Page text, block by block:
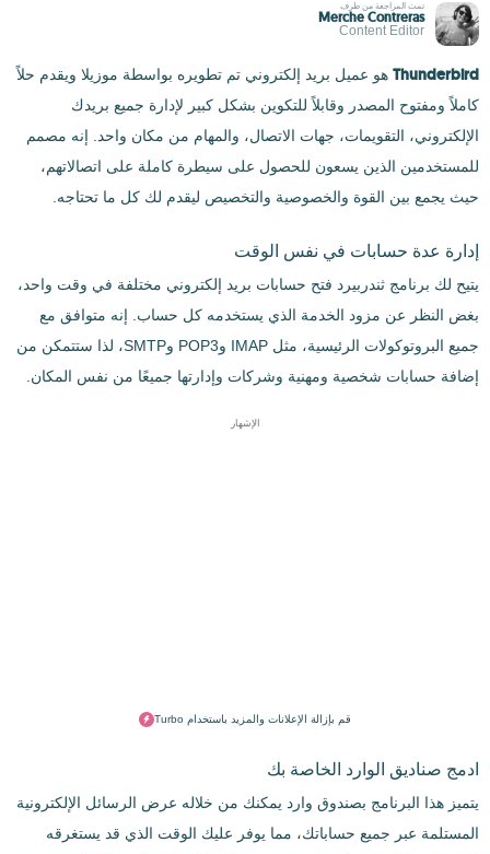
تمت المراجعة من طرف
Merche Contreras
Content Editor
Thunderbird هو عميل بريد إلكتروني تم تطويره بواسطة موزيلا ويقدم حلاً
كاملاً ومفتوح المصدر وقابلاً للتكوين بشكل كبير لإدارة جميع بريدك
الإلكتروني، التقويمات، جهات الاتصال، والمهام من مكان واحد. إنه مصمم
للمستخدمين الذين يسعون للحصول على سيطرة كاملة على اتصالاتهم،
حيث يجمع بين القوة والخصوصية والتخصيص ليقدم لك كل ما تحتاجه.
إدارة عدة حسابات في نفس الوقت
يتيح لك برنامج ثندربيرد فتح حسابات بريد إلكتروني مختلفة في وقت واحد،
بغض النظر عن مزود الخدمة الذي يستخدمه كل حساب. إنه متوافق مع
جميع البروتوكولات الرئيسية، مثل IMAP وPOP3 وSMTP، لذا ستتمكن من
إضافة حسابات شخصية ومهنية وشركات وإدارتها جميعًا من نفس المكان.
الإشهار
قم بإزالة الإعلانات والمزيد باستخدام Turbo
ادمج صناديق الوارد الخاصة بك
يتميز هذا البرنامج بصندوق وارد يمكنك من خلاله عرض الرسائل الإلكترونية
المستلمة عبر جميع حساباتك، مما يوفر عليك الوقت الذي قد يستغرقه